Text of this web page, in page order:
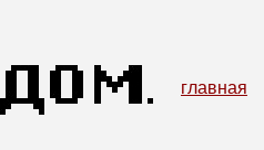
главная